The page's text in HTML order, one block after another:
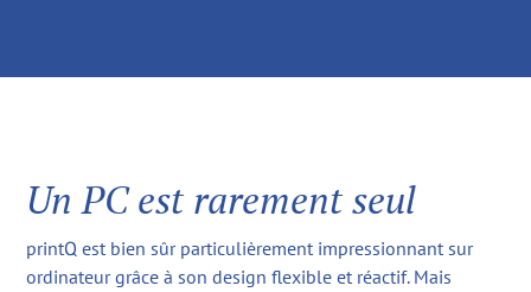
Un PC est rarement seul
printQ est bien sûr particulièrement impressionnant sur
ordinateur grâce à son design flexible et réactif. Mais